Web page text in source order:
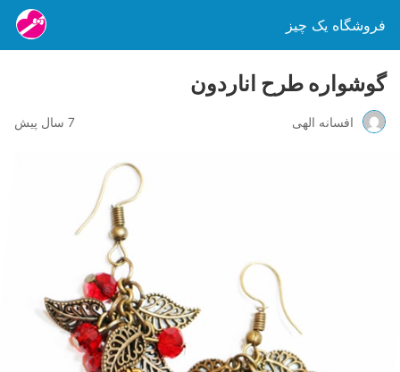
فروشگاه یک چیز
گوشواره طرح اناردون
افسانه الهی 7 سال پیش